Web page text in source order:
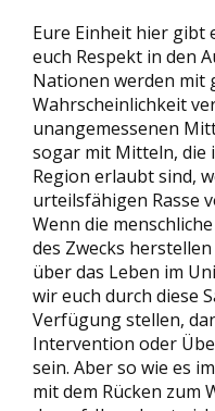
Eure Einheit hier gibt
euch Respekt in den
Nationen werden mit
Wahrscheinlichkeit
unangemessenen
sogar mit Mitteln, die
Region erlaubt sind,
urteilsfähigen Rasse
Wenn die
des Zwecks
über das Leben im
wir euch durch diese
Verfügung stellen,
Intervention oder
sein. Aber so wie es
mit dem Rücken zum